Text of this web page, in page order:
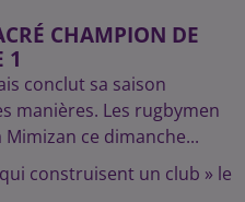
CHAMPION DE
1
conclut sa saison
manières. Les rugbymen
ce dimanche...